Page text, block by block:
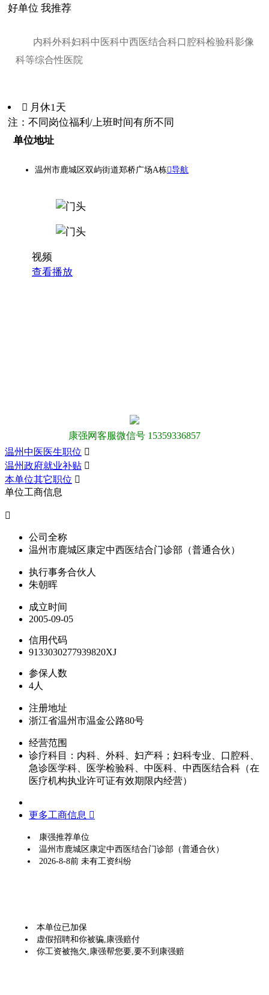
好单位 我推荐
内科外科妇科中医科中西医结合科口腔科检验科影像
科等综合性医院
 月休1天
注：不同岗位福利/上班时间有所不同
单位地址
温州市鹿城区双屿街道郑桥广场A栋导航
视频
查看播放
康强网客服微信号 15359336857
温州中医医生职位 
温州政府就业补贴 
本单位其它职位 
单位工商信息

公司全称
温州市鹿城区康定中西医结合门诊部（普通合伙）
执行事务合伙人
朱朝晖
成立时间
2005-09-05
信用代码
9133030277939820XJ
参保人数
4人
注册地址
浙江省温州市温金公路80号
经营范围
诊疗科目：内科、外科、妇产科；妇科专业、口腔科、
急诊医学科、医学检验科、中医科、中西医结合科（在
医疗机构执业许可证有效期限内经营）
更多工商信息 
康强推荐单位
温州市鹿城区康定中西医结合门诊部（普通合伙）
2026-8-8前 未有工资纠纷
本单位已加保
虚假招聘和你被骗,康强赔付
你工资被拖欠,康强帮您要,要不到康强赔